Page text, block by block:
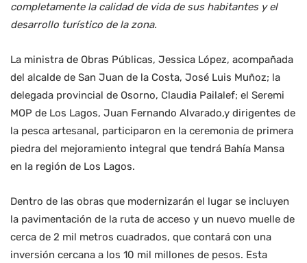
completamente la calidad de vida de sus habitantes y el
desarrollo turístico de la zona.
La ministra de Obras Públicas, Jessica López, acompañada
del alcalde de San Juan de la Costa, José Luis Muñoz; la
delegada provincial de Osorno, Claudia Pailalef; el Seremi
MOP de Los Lagos, Juan Fernando Alvarado,y dirigentes de
la pesca artesanal, participaron en la ceremonia de primera
piedra del mejoramiento integral que tendrá Bahía Mansa
en la región de Los Lagos.
Dentro de las obras que modernizarán el lugar se incluyen
la pavimentación de la ruta de acceso y un nuevo muelle de
cerca de 2 mil metros cuadrados, que contará con una
inversión cercana a los 10 mil millones de pesos. Esta